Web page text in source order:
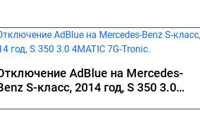
AdBlue на Mercedes-
S-класс, 2014 год, S 350 3.0